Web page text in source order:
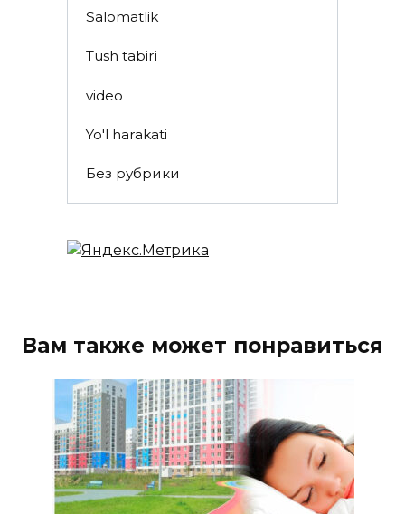
Salomatlik
Tush tabiri
video
Yo'l harakati
Без рубрики
Вам также может понравиться